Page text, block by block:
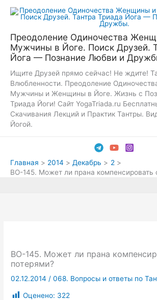
Перейти
Преодоление Одиночества
Мужчины в Йоге. Поиск Друзей.
Йога — Познание Любви и
Ищите Друзей прямо сейчас! Не ждите!
Влюбленности. Преодоление
Мужчины и Женщины в Йоге. Жизнь с
Триада Йоги! Сайт YogaTriada.ru
Скачивания Лекций и Практик Тантры.
Йогой.
Главная 2014 Декабрь
2
ВО-145. Может ли прана компенсировать
ВО-145. Может ли прана
потерями?
02.12.2014 /068. Вопросы и ответы по
Оценено: 322